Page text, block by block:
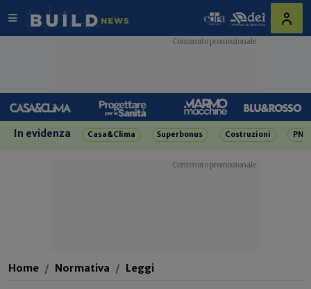
In evidenza Casa&Clima Superbonus Costruzioni
Home Normativa Leggi